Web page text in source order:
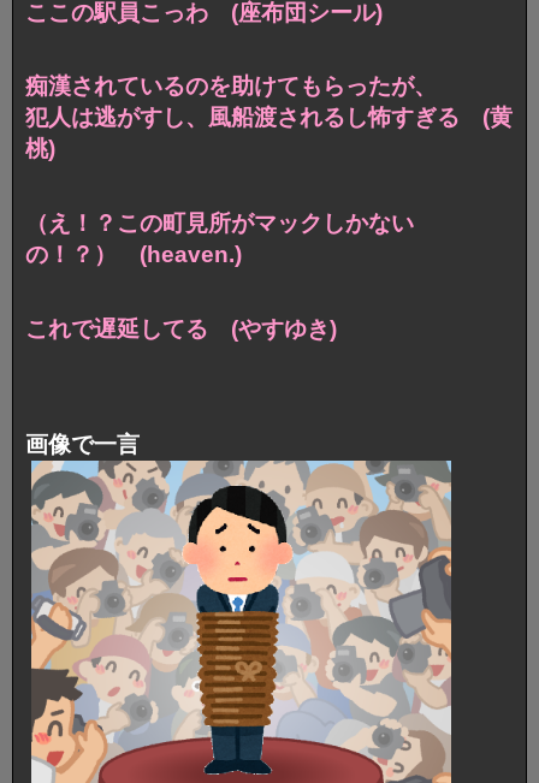
ここの駅員こっわ (座布団シール)
痴漢されているのを助けてもらったが、
犯人は逃がすし、風船渡されるし怖すぎる (黄
桃)
（え！？この町見所がマックしかない
の！？） (heaven.)
これで遅延してる (やすゆき)
画像で一言